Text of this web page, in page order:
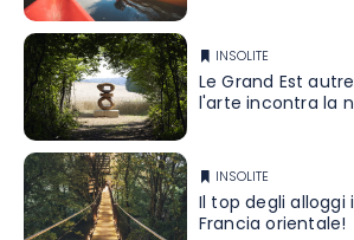
INSOLITE
Le Grand Est
l'arte incontra la
INSOLITE
Il top degli alloggi
Francia orientale!